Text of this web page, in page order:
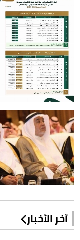
آخر الأخبار